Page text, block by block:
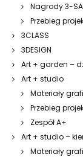
Nagrody 3-
Przebieg
3CLASS
3DESIGN
Art + garden –
Art + studio
Materiały
Przebieg
Zespół A+
Art + studio –
Materiały